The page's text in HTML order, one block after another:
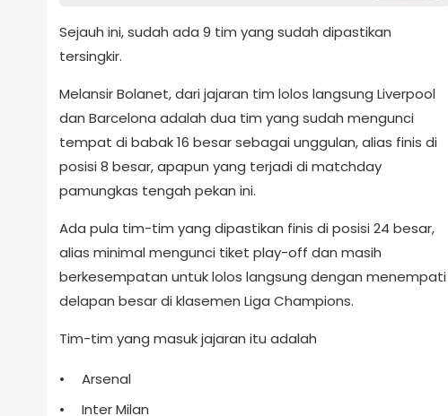
Sejauh ini, sudah ada 9 tim yang sudah dipastikan
tersingkir.
Melansir Bolanet, dari jajaran tim lolos langsung Liverpool
dan Barcelona adalah dua tim yang sudah mengunci
tempat di babak 16 besar sebagai unggulan, alias finis di
posisi 8 besar, apapun yang terjadi di matchday
pamungkas tengah pekan ini.
Ada pula tim-tim yang dipastikan finis di posisi 24 besar,
alias minimal mengunci tiket play-off dan masih
berkesempatan untuk lolos langsung dengan menempati
delapan besar di klasemen Liga Champions.
Tim-tim yang masuk jajaran itu adalah
Arsenal
Inter Milan